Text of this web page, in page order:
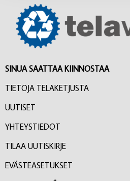
SINUA SAATTAA KIINNOSTAA
TIETOJA TELAKETJUSTA
UUTISET
YHTEYSTIEDOT
TILAA UUTISKIRJE
EVÄSTEASETUKSET